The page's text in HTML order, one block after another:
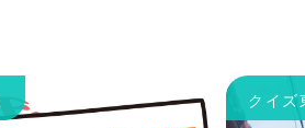
クイズ